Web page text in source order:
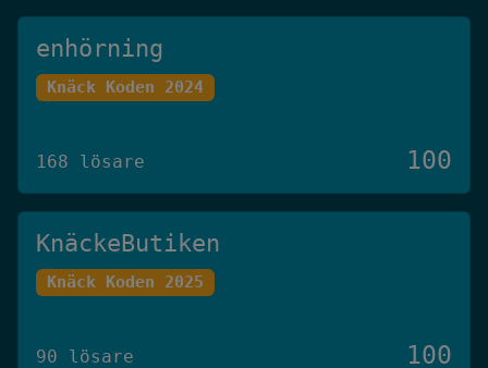
enhörning
Knäck Koden 2024
168 lösare 100
KnäckeButiken
Knäck Koden 2025
90 lösare 100